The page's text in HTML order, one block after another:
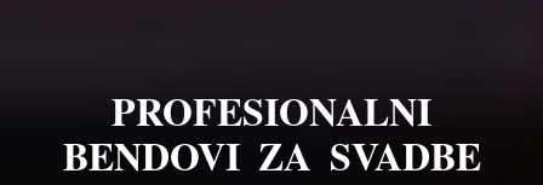
PROFESIONALNI
BENDOVI ZA SVADBE